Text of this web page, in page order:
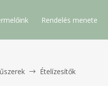
Rendelés menete
Ételízesítők